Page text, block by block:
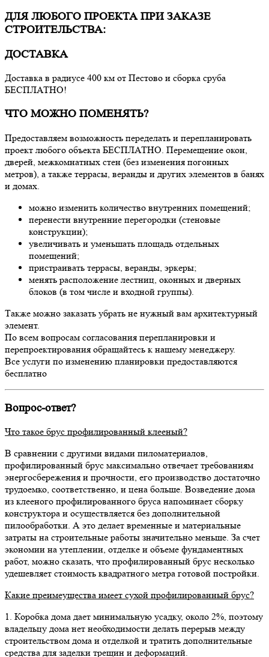
ДЛЯ ЛЮБОГО ПРОЕКТА ПРИ ЗАКАЗЕ
СТРОИТЕЛЬСТВА:
ДОСТАВКА
Доставка в радиусе 400 км от Пестово и сборка сруба
БЕСПЛАТНО!
ЧТО МОЖНО ПОМЕНЯТЬ?
Предоставляем возможность переделать и перепланировать
проект любого объекта БЕСПЛАТНО. Перемещение окон,
дверей, межкомнатных стен (без изменения погонных
метров), а также террасы, веранды и других элементов в банях
и домах.
можно изменить количество внутренних помещений;
перенести внутренние перегородки (стеновые
конструкции);
увеличивать и уменьшать площадь отдельных
помещений;
пристраивать террасы, веранды, эркеры;
менять расположение лестниц, оконных и дверных
блоков (в том числе и входной группы).
Также можно заказать убрать не нужный вам архитектурный
элемент.
По всем вопросам согласования перепланировки и
перепроектирования обращайтесь к нашему менеджеру.
Все услуги по изменению планировки предоставляются
бесплатно
Вопрос-ответ?
Что такое брус профилированный клееный?
В сравнении с другими видами пиломатериалов,
профилированный брус максимально отвечает требованиям
энергосбережения и прочности, его производство достаточно
трудоемко, соответственно, и цена больше. Возведение дома
из клееного профилированного бруса напоминает сборку
конструктора и осуществляется без дополнительной
пилообработки. А это делает временные и материальные
затраты на строительные работы значительно меньше. За счет
экономии на утеплении, отделке и объеме фундаментных
работ, можно сказать, что профилированный брус несколько
удешевляет стоимость квадратного метра готовой постройки.
Какие преимеущества имеет сухой профилированный брус?
1. Коробка дома дает минимальную усадку, около 2%, поэтому
владельцу дома нет необходимости делать перерыв между
строительством дома и отделкой и тратить дополнительные
средства для заделки трещин и деформаций.